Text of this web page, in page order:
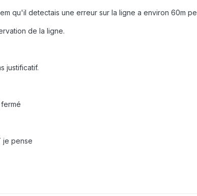
qu'il detectais une erreur sur la ligne a environ 60m
de la ligne.
justificatif.
je pense